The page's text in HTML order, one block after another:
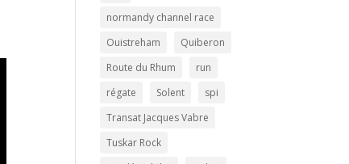
normandy channel race
Ouistreham
Quiberon
Route du Rhum
run
régate
Solent
spi
Transat Jacques Vabre
Tuskar Rock